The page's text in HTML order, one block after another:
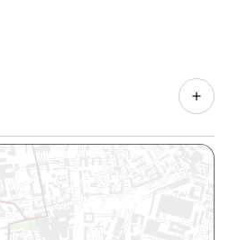
групповых программ.
зала
Тренер по детскому